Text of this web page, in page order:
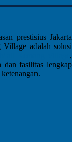
prestisius Jakarta
adalah solusi
,
dan fasilitas lengkap